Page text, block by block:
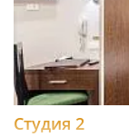
Студия 2